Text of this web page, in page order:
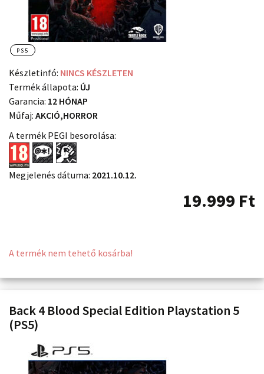
PS5
Készletinfó: NINCS KÉSZLETEN
Termék állapota: ÚJ
Garancia: 12 HÓNAP
Műfaj: AKCIÓ,HORROR
A termék PEGI besorolása:
Megjelenés dátuma: 2021.10.12.
19.999 Ft
A termék nem tehető kosárba!
Back 4 Blood Special Edition Playstation 5
(PS5)